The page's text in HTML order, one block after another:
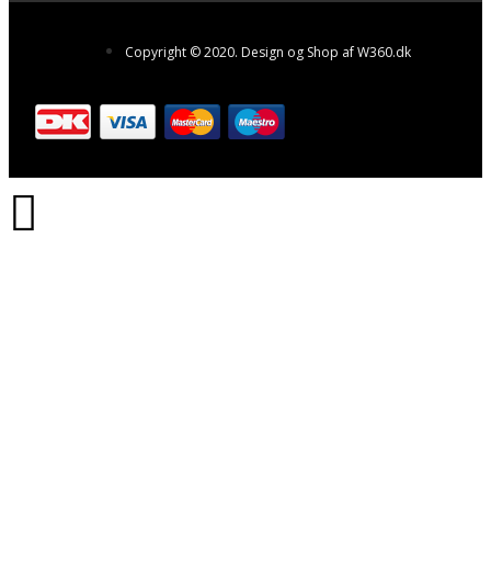
Copyright © 2020. Design og Shop af W360.dk